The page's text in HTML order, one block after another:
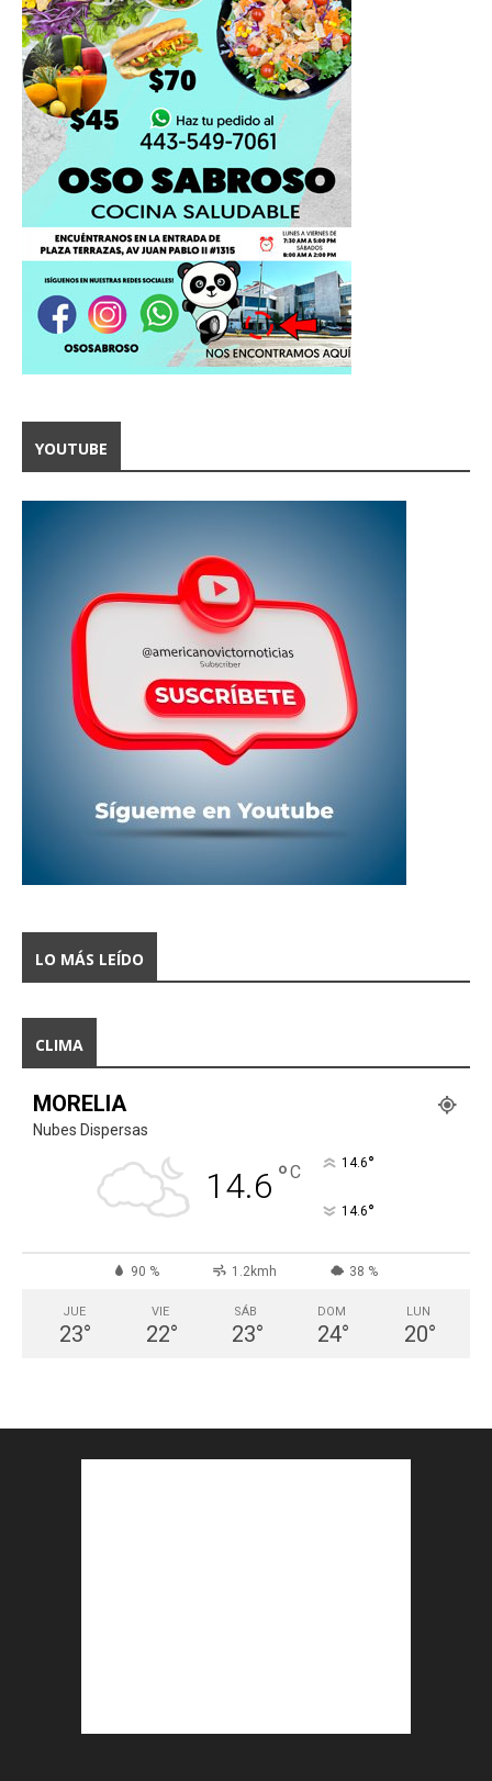
YOUTUBE
LO MÁS LEÍDO
CLIMA
MORELIA
Nubes Dispersas
14.6 °C 14.6°
14.6°
90 % 1.2kmh 38 %
JUE
23°
VIE
22°
SÁB
23°
DOM
24°
LUN
20°